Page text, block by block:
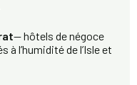
— hôtels de négoce
à l’humidité de l’Isle et